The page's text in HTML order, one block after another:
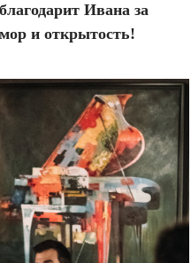
Ивана за
и открытость!